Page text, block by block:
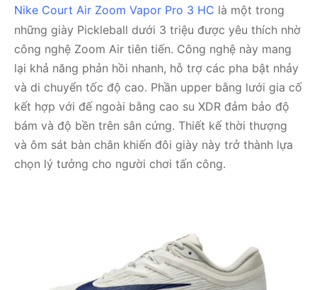
Nike Court Air Zoom Vapor Pro 3 HC là một trong
những giày Pickleball dưới 3 triệu được yêu thích nhờ
công nghệ Zoom Air tiên tiến. Công nghệ này mang
lại khả năng phản hồi nhanh, hỗ trợ các pha bật nhảy
và di chuyển tốc độ cao. Phần upper bằng lưới gia cố
kết hợp với đế ngoài bằng cao su XDR đảm bảo độ
bám và độ bền trên sân cứng. Thiết kế thời thượng
và ôm sát bàn chân khiến đôi giày này trở thành lựa
chọn lý tưởng cho người chơi tấn công.